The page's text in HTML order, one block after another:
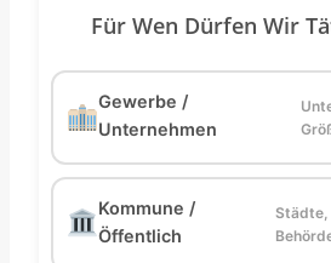
Für Wen Dürfen Wir
Gewerbe /
Unternehmen
Kommune /
Öffentlich
Städte,